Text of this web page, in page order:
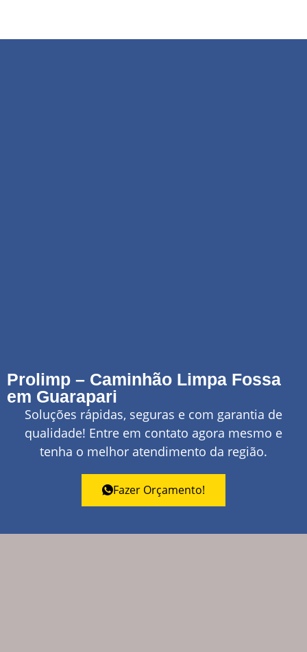
Prolimp – Caminhão Limpa Fossa
em Guarapari
Soluções rápidas, seguras e com garantia de
qualidade! Entre em contato agora mesmo e
tenha o melhor atendimento da região.
Fazer Orçamento!